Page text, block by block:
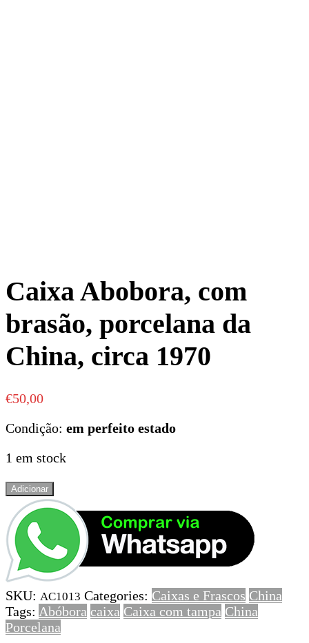
Caixa Abobora, com
brasão, porcelana da
China, circa 1970
€50,00
Condição: em perfeito estado
1 em stock
Quantidade
Caixa
Abobora,
com
brasão,
porcelana
da
China,
circa
Adicionar
SKU: AC1013 Categories: Caixas e Frascos China
Tags: Abóbora caixa Caixa com tampa China
Porcelana